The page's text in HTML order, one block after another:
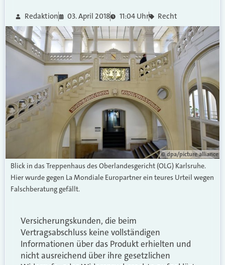
Redaktion 03. April 2018 11:04 Uhr Recht
© dpa/picture alliance
Blick in das Treppenhaus des Oberlandesgericht (OLG) Karlsruhe.
Hier wurde gegen La Mondiale Europartner ein teures Urteil wegen
Falschberatung gefällt.
Versicherungskunden, die beim
Vertragsabschluss keine vollständigen
Informationen über das Produkt erhielten und
nicht ausreichend über ihre gesetzlichen